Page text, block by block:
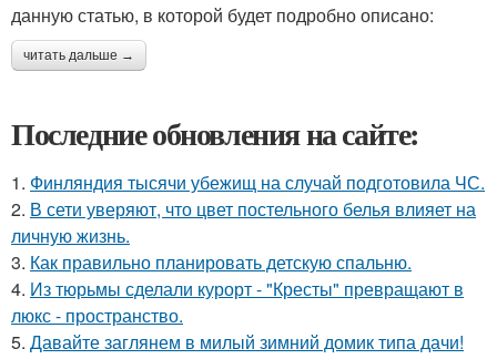
данную статью, в которой будет подробно описано:
читать дальше →
Последние обновления на сайте:
1. Финляндия тысячи убежищ на случай подготовила ЧС.
2. В сети уверяют, что цвет постельного белья влияет на
личную жизнь.
3. Как правильно планировать детскую спальню.
4. Из тюрьмы сделали курорт - "Кресты" превращают в
люкс - пространство.
5. Давайте заглянем в милый зимний домик типа дачи!